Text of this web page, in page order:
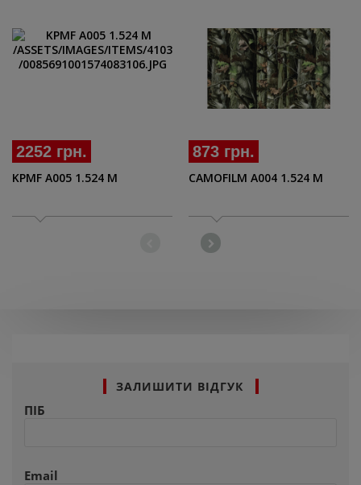
2252 грн.
KPMF A005 1.524 M
873 грн.
CAMOFILM А004 1.524 M
ЗАЛИШИТИ ВІДГУК
ПІБ
Email